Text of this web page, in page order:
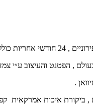
מיים ועומס .
, הפטנט והעיצוב ע״י
, ביקורת איכות אמרקאית